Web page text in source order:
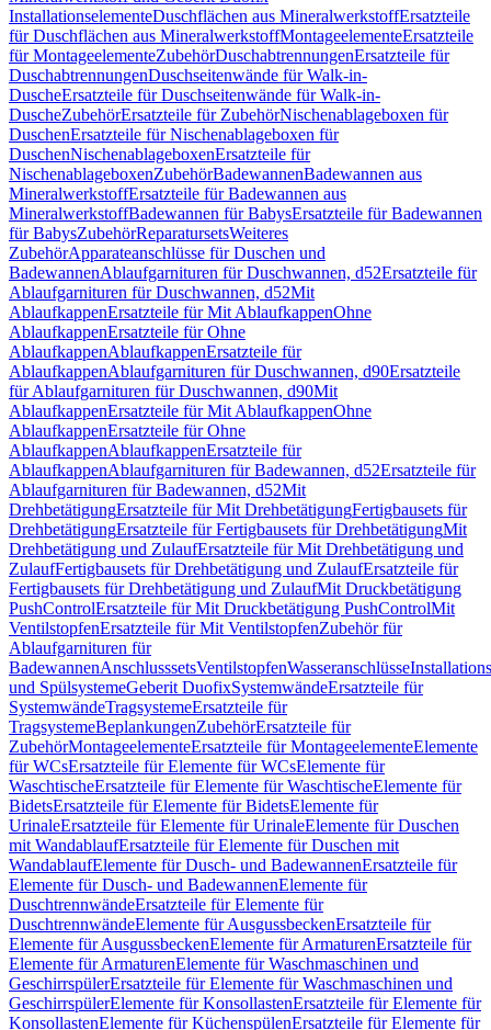
InstallationselementeDuschflächen aus MineralwerkstoffErsatzteile
für Duschflächen aus MineralwerkstoffMontageelementeErsatzteile
für MontageelementeZubehörDuschabtrennungenErsatzteile für
DuschabtrennungenDuschseitenwände für Walk-in-
DuscheErsatzteile für Duschseitenwände für Walk-in-
DuscheZubehörErsatzteile für ZubehörNischenablageboxen für
DuschenErsatzteile für Nischenablageboxen für
DuschenNischenablageboxenErsatzteile für
NischenablageboxenZubehörBadewannenBadewannen aus
MineralwerkstoffErsatzteile für Badewannen aus
MineralwerkstoffBadewannen für BabysErsatzteile für Badewannen
für BabysZubehörReparatursetsWeiteres
ZubehörApparateanschlüsse für Duschen und
BadewannenAblaufgarnituren für Duschwannen, d52Ersatzteile für
Ablaufgarnituren für Duschwannen, d52Mit
AblaufkappenErsatzteile für Mit AblaufkappenOhne
AblaufkappenErsatzteile für Ohne
AblaufkappenAblaufkappenErsatzteile für
AblaufkappenAblaufgarnituren für Duschwannen, d90Ersatzteile
für Ablaufgarnituren für Duschwannen, d90Mit
AblaufkappenErsatzteile für Mit AblaufkappenOhne
AblaufkappenErsatzteile für Ohne
AblaufkappenAblaufkappenErsatzteile für
AblaufkappenAblaufgarnituren für Badewannen, d52Ersatzteile für
Ablaufgarnituren für Badewannen, d52Mit
DrehbetätigungErsatzteile für Mit DrehbetätigungFertigbausets für
DrehbetätigungErsatzteile für Fertigbausets für DrehbetätigungMit
Drehbetätigung und ZulaufErsatzteile für Mit Drehbetätigung und
ZulaufFertigbausets für Drehbetätigung und ZulaufErsatzteile für
Fertigbausets für Drehbetätigung und ZulaufMit Druckbetätigung
PushControlErsatzteile für Mit Druckbetätigung PushControlMit
VentilstopfenErsatzteile für Mit VentilstopfenZubehör für
Ablaufgarnituren für
BadewannenAnschlusssetsVentilstopfenWasseranschlüsse
und SpülsystemeGeberit DuofixSystemwändeErsatzteile für
SystemwändeTragsystemeErsatzteile für
TragsystemeBeplankungenZubehörErsatzteile für
ZubehörMontageelementeErsatzteile für MontageelementeElemente
für WCsErsatzteile für Elemente für WCsElemente für
WaschtischeErsatzteile für Elemente für WaschtischeElemente für
BidetsErsatzteile für Elemente für BidetsElemente für
UrinaleErsatzteile für Elemente für UrinaleElemente für Duschen
mit WandablaufErsatzteile für Elemente für Duschen mit
WandablaufElemente für Dusch- und BadewannenErsatzteile für
Elemente für Dusch- und BadewannenElemente für
DuschtrennwändeErsatzteile für Elemente für
DuschtrennwändeElemente für AusgussbeckenErsatzteile für
Elemente für AusgussbeckenElemente für ArmaturenErsatzteile für
Elemente für ArmaturenElemente für Waschmaschinen und
GeschirrspülerErsatzteile für Elemente für Waschmaschinen und
GeschirrspülerElemente für KonsollastenErsatzteile für Elemente für
KonsollastenElemente für KüchenspülenErsatzteile für Elemente für